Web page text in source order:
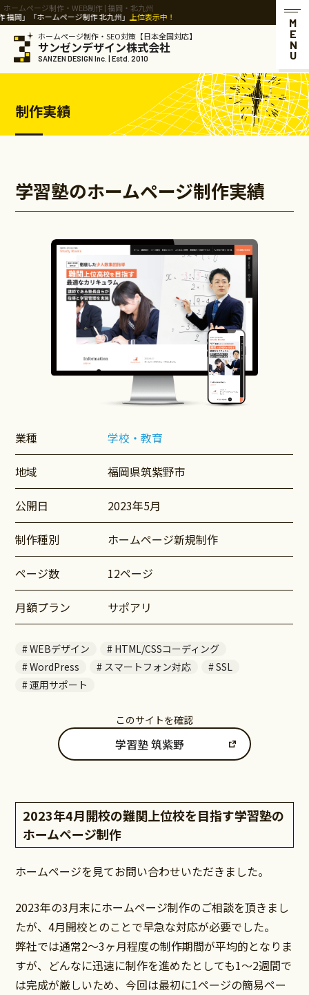
ホームページ制作・WEB制作 | 福岡・北九州
ージ制作 北九州」上位表示中！
ホームページ制作・SEO対策【日本全国対応】
サンゼンデザイン株式会社
SANZEN DESIGN Inc. | Estd. 2010 MENU
制作実績
学習塾のホームページ制作実績
業種 学校・教育
地域 福岡県筑紫野市
公開日 2023年5月
制作種別 ホームページ新規制作
ページ数 12ページ
月額プラン サポアリ
WEBデザイン
HTML/CSSコーディング
WordPress
スマートフォン対応
SSL
運用サポート
このサイトを確認
学習塾 筑紫野
2023年4月開校の難関上位校を目指す学習塾の
ホームページ制作
ホームページを見てお問い合わせいただきました。
2023年の3月末にホームページ制作のご相談を頂きまし
たが、4月開校とのことで早急な対応が必要でした。
弊社では通常2～3ヶ月程度の制作期間が平均的となりま
すが、どんなに迅速に制作を進めたとしても1～2週間で
は完成が厳しいため、今回は最初に1ページの簡易ペー